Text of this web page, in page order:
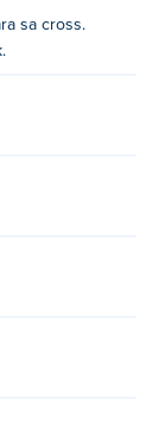
sa cross.